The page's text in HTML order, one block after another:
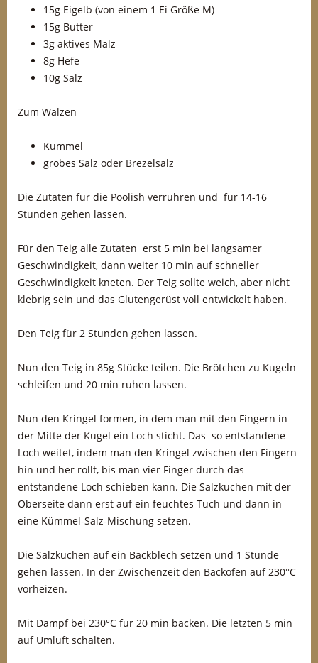
15g Eigelb (von einem 1 Ei Größe M)
15g Butter
3g aktives Malz
8g Hefe
10g Salz
Zum Wälzen
Kümmel
grobes Salz oder Brezelsalz
Die Zutaten für die Poolish verrühren und für 14-16
Stunden gehen lassen.
Für den Teig alle Zutaten erst 5 min bei langsamer
Geschwindigkeit, dann weiter 10 min auf schneller
Geschwindigkeit kneten. Der Teig sollte weich, aber nicht
klebrig sein und das Glutengerüst voll entwickelt haben.
Den Teig für 2 Stunden gehen lassen.
Nun den Teig in 85g Stücke teilen. Die Brötchen zu Kugeln
schleifen und 20 min ruhen lassen.
Nun den Kringel formen, in dem man mit den Fingern in
der Mitte der Kugel ein Loch sticht. Das so entstandene
Loch weitet, indem man den Kringel zwischen den Fingern
hin und her rollt, bis man vier Finger durch das
entstandene Loch schieben kann. Die Salzkuchen mit der
Oberseite dann erst auf ein feuchtes Tuch und dann in
eine Kümmel-Salz-Mischung setzen.
Die Salzkuchen auf ein Backblech setzen und 1 Stunde
gehen lassen. In der Zwischenzeit den Backofen auf 230°C
vorheizen.
Mit Dampf bei 230°C für 20 min backen. Die letzten 5 min
auf Umluft schalten.